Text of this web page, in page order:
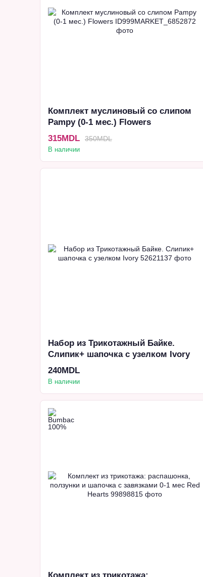
Комплект муслиновый со слипом
Pampy (0-1 мес.) Flowers
350MDL
315MDL
В наличии
Набор из Трикотажный Байке.
Слипик+ шапочка с узелком Ivory
240MDL
В наличии